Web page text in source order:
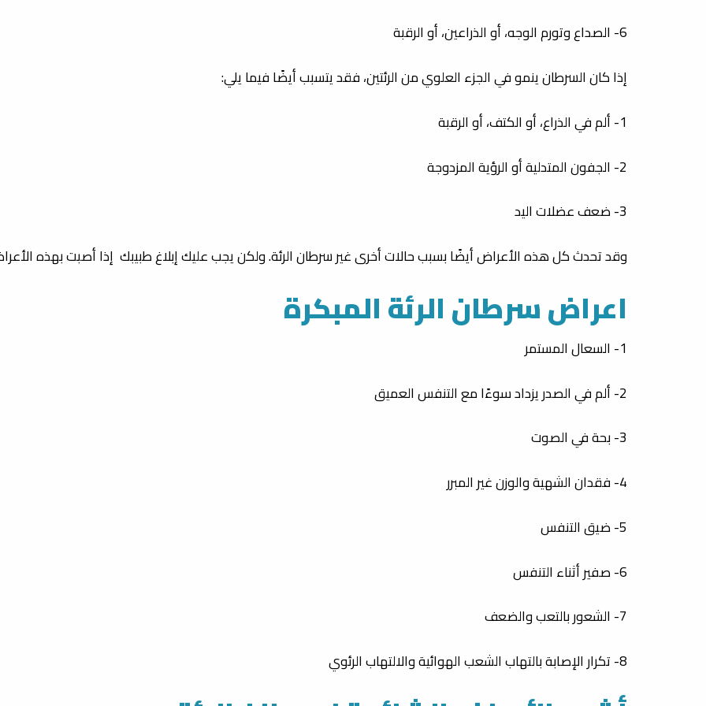
6- الصداع وتورم الوجه، أو الذراعين، أو الرقبة
إذا كان السرطان ينمو في الجزء العلوي من الرئتين، فقد يتسبب أيضًا فيما يلي:
1- ألم في الذراع، أو الكتف، أو الرقبة
2- الجفون المتدلية أو الرؤية المزدوجة
3- ضعف عضلات اليد
وقد تحدث كل هذه الأعراض أيضًا بسبب حالات أخرى غير سرطان الرئة. ولكن يجب عليك إبلاغ طبيبك إذا أصبت بهذه
اعراض سرطان الرئة المبكرة
1- السعال المستمر
2- ألم في الصدر يزداد سوءًا مع التنفس العميق
3- بحة في الصوت
4- فقدان الشهية والوزن غير المبرر
5- ضيق التنفس
6- صفير أثناء التنفس
7- الشعور بالتعب والضعف
8- تكرار الإصابة بالتهاب الشعب الهوائية والالتهاب الرئوي